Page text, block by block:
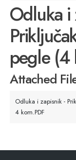
Odluka i
pegle (4
Attached
Odluka i zapisnik -
4 kom.PDF